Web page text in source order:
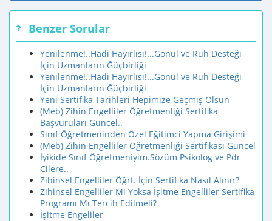
Benzer Sorular
Yenilenme!..Hadi Hayırlısı!...Gönül ve Ruh Desteği
İçin Uzmanların Ğüçbirliği
Yenilenme!..Hadi Hayırlısı!...Gönül ve Ruh Desteği
İçin Uzmanların Ğüçbirliği
Yeni Sertifika Tarihleri Hepimize Geçmiş Olsun
(Meb) Zihin Engelliler Öğretmenliği Sertifika
Başvuruları Güncel..
Sınıf Öğretmeninden Özel Eğitimci Yapma Girişimi
(Meb) Zihin Engelliler Öğretmenliği Sertifikası Güncel
İyikide Sınıf Öğretmeniyim.Sözüm Psikolog ve Pdr
Cilere..
Zihinsel Engelliler Öğrt. İçin Sertifika Nasıl Alınır?
Zihinsel Engelliler Mi Yoksa İşitme Engelliler Sertifika
Programı Mı Tercih Edilmeli?
İşitme Engeliler